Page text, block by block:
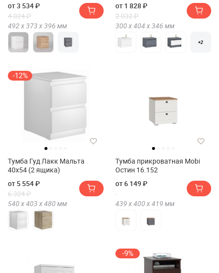
от 3 534 ₽
4 024 ₽
492 х373 х396 мм
от 1 828 ₽
2 032 ₽
300 х404 х346 мм
+2
-12%
Тумба Гуд Лакк Мальта
40х54 (2 ящика)
от 5 554 ₽
6 324 ₽
540 х403 х480 мм
Тумба прикроватная Mobi
Остин 16.152
от 6 149 ₽
439 х400 х419 мм
-9%